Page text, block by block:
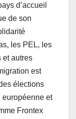
d’accueil
de son
les PEL, les
et autres
est
élections
européenne et
Frontex